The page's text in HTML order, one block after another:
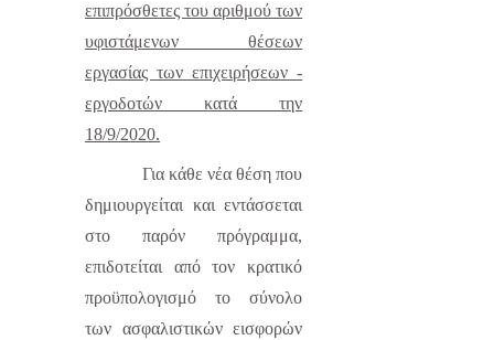
επιπρόσθετες του αριθμού των
υφιστάμενων θέσεων
εργασίας των επιχειρήσεων -
εργοδοτών κατά την
18/9/2020.
Για κάθε νέα θέση που
δημιουργείται και εντάσσεται
στο παρόν πρόγραμμα,
επιδοτείται από τον κρατικό
προϋπολογισμό το σύνολο
των ασφαλιστικών εισφορών